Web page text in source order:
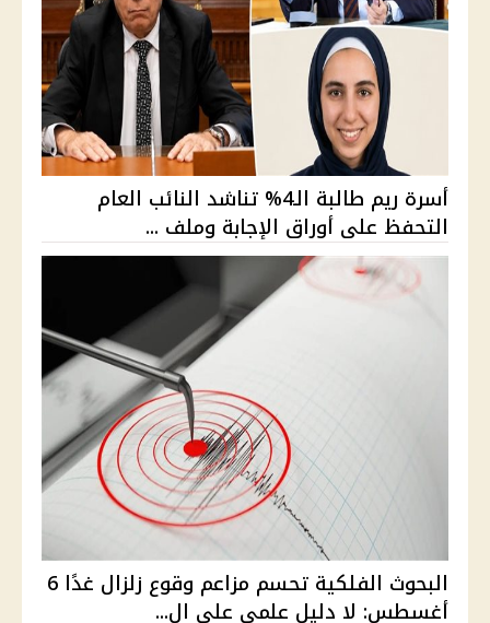
أسرة ريم طالبة الـ4% تناشد النائب العام
التحفظ على أوراق الإجابة وملف ...
البحوث الفلكية تحسم مزاعم وقوع زلزال غدًا 6
أغسطس: لا دليل علمي على ال...